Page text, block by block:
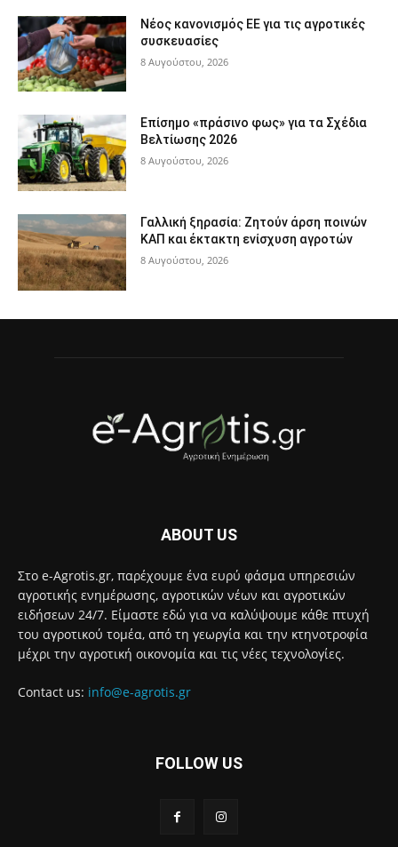
Νέος κανονισμός ΕΕ για τις αγροτικές
συσκευασίες
8 Αυγούστου, 2026
Επίσημο «πράσινο φως» για τα Σχέδια
Βελτίωσης 2026
8 Αυγούστου, 2026
Γαλλική ξηρασία: Ζητούν άρση ποινών
ΚΑΠ και έκτακτη ενίσχυση αγροτών
8 Αυγούστου, 2026
ABOUT US
Στο e-Agrotis.gr, παρέχουμε ένα ευρύ φάσμα υπηρεσιών
αγροτικής ενημέρωσης, αγροτικών νέων και αγροτικών
ειδήσεων 24/7. Είμαστε εδώ για να καλύψουμε κάθε πτυχή
του αγροτικού τομέα, από τη γεωργία και την κτηνοτροφία
μέχρι την αγροτική οικονομία και τις νέες τεχνολογίες.
Contact us: info@e-agrotis.gr
FOLLOW US